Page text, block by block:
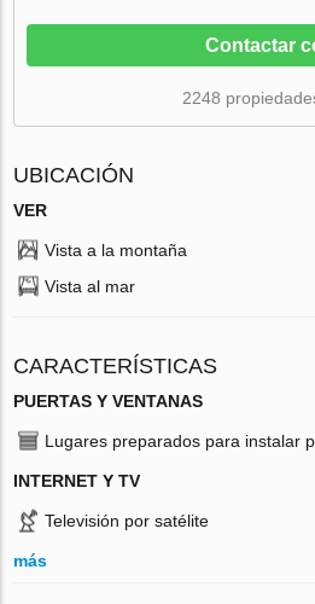
Contactar
2248
UBICACIÓN
VER
Vista a la montaña
Vista al mar
CARACTERÍSTICAS
PUERTAS Y VENTANAS
Lugares preparados para instalar
INTERNET Y TV
Televisión por satélite
más